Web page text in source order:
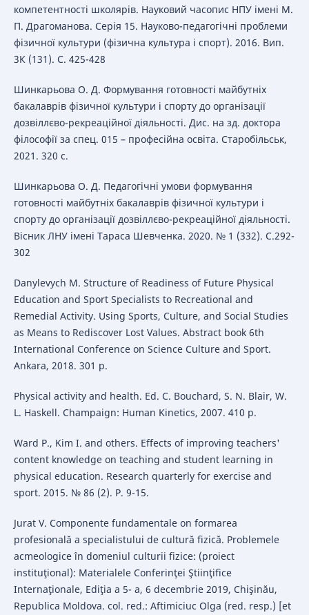
компетентності школярів. Науковий часопис НПУ імені М.
П. Драгоманова. Серія 15. Науково-педагогічні проблеми
фізичної культури (фізична культура і спорт). 2016. Вип.
3К (131). С. 425-428
Шинкарьова О. Д. Формування готовності майбутніх
бакалаврів фізичної культури і спорту до організації
дозвіллєво-рекреаційної діяльності. Дис. на зд. доктора
філософії за спец. 015 – професійна освіта. Старобільськ,
2021. 320 с.
Шинкарьова О. Д. Педагогічні умови формування
готовності майбутніх бакалаврів фізичної культури і
спорту до організації дозвіллєво-рекреаційної діяльності.
Вісник ЛНУ імені Тараса Шевченка. 2020. № 1 (332). С.292-
302
Danylevych M. Structure of Readiness of Future Physical
Education and Sport Specialists to Recreational and
Remedial Activity. Using Sports, Culture, and Social Studies
as Means to Rediscover Lost Values. Аbstract book 6th
International Conference on Science Culture and Sport.
Ankara, 2018. 301 р.
Physical activity and health. Еd. C. Bouchard, S. N. Blair, W.
L. Haskell. Champaign: Human Kinetics, 2007. 410 p.
Ward P., Kim І. and others. Effects of improving teachers'
content knowledge on teaching and student learning in
physical education. Research quarterly for exercise and
sport. 2015. № 86 (2). P. 9-15.
Jurat V. Componente fundamentale оn formarea
profesională a specialistului de cultură fizică. Problemele
acmeologice în domeniul culturii fizice: (proiect
instituţional): Materialele Conferinţei Ştiinţifice
Internaţionale, Ediţia a 5- a, 6 decembrie 2019, Chişinău,
Republica Moldova. col. red.: Aftimiciuc Olga (red. resp.) [et